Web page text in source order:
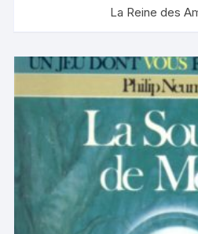
La Reine des